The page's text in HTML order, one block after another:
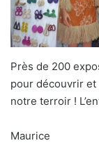
Près de 200
pour découvrir
notre terroir !
Maurice